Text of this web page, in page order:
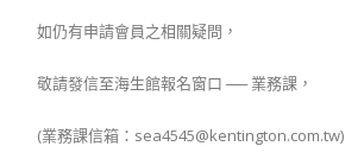
如仍有申請會員之相關疑問，
敬請發信至海生館報名窗口 ── 業務課，
(業務課信箱：sea4545@kentington.com.tw)